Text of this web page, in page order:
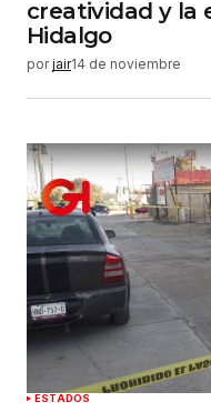
creatividad y la
Hidalgo
por jair14 de noviembre
ESTADOS